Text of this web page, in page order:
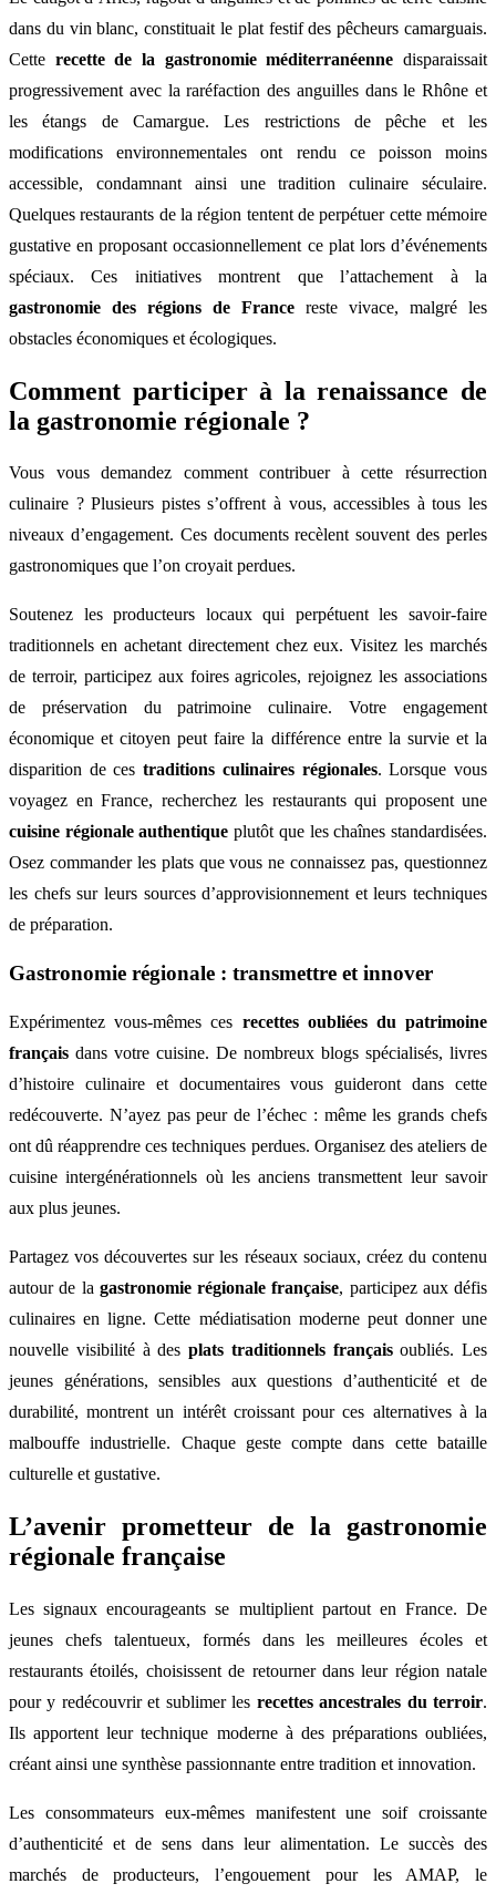
dans du vin blanc, constituait le plat festif des pêcheurs camarguais.
Cette recette de la gastronomie méditerranéenne disparaissait
progressivement avec la raréfaction des anguilles dans le Rhône et
les étangs de Camargue. Les restrictions de pêche et les
modifications environnementales ont rendu ce poisson moins
accessible, condamnant ainsi une tradition culinaire séculaire.
Quelques restaurants de la région tentent de perpétuer cette mémoire
gustative en proposant occasionnellement ce plat lors d’événements
spéciaux. Ces initiatives montrent que l’attachement à la
gastronomie des régions de France reste vivace, malgré les
obstacles économiques et écologiques.
Comment participer à la renaissance de
la gastronomie régionale ?
Vous vous demandez comment contribuer à cette résurrection
culinaire ? Plusieurs pistes s’offrent à vous, accessibles à tous les
niveaux d’engagement. Ces documents recèlent souvent des perles
gastronomiques que l’on croyait perdues.
Soutenez les producteurs locaux qui perpétuent les savoir-faire
traditionnels en achetant directement chez eux. Visitez les marchés
de terroir, participez aux foires agricoles, rejoignez les associations
de préservation du patrimoine culinaire. Votre engagement
économique et citoyen peut faire la différence entre la survie et la
disparition de cestraditions culinaires régionales. Lorsque vous
voyagez en France, recherchez les restaurants qui proposent une
cuisine régionale authentique plutôt que les chaînes standardisées.
Osez commander les plats que vous ne connaissez pas, questionnez
les chefs sur leurs sources d’approvisionnement et leurs techniques
de préparation.
Gastronomie régionale : transmettre et innover
Expérimentez vous-mêmes ces recettes oubliées du patrimoine
français dans votre cuisine. De nombreux blogs spécialisés, livres
d’histoire culinaire et documentaires vous guideront dans cette
redécouverte. N’ayez pas peur de l’échec : même les grands chefs
ont dû réapprendre ces techniques perdues. Organisez des ateliers de
cuisine intergénérationnels où les anciens transmettent leur savoir
aux plus jeunes.
Partagez vos découvertes sur les réseaux sociaux, créez du contenu
autour de la gastronomie régionale française, participez aux défis
culinaires en ligne. Cette médiatisation moderne peut donner une
nouvelle visibilité à des plats traditionnels françaisoubliés. Les
jeunes générations, sensibles aux questions d’authenticité et de
durabilité, montrent un intérêt croissant pour ces alternatives à la
malbouffe industrielle. Chaque geste compte dans cette bataille
culturelle et gustative.
L’avenir prometteur de la gastronomie
régionale française
Les signaux encourageants se multiplient partout en France. De
jeunes chefs talentueux, formés dans les meilleures écoles et
restaurants étoilés, choisissent de retourner dans leur région natale
pour y redécouvrir et sublimer les recettes ancestrales du terroir.
Ils apportent leur technique moderne à des préparations oubliées,
créant ainsi une synthèse passionnante entre tradition et innovation.
Les consommateurs eux-mêmes manifestent une soif croissante
d’authenticité et de sens dans leur alimentation. Le succès des
marchés de producteurs, l’engouement pour les AMAP, le